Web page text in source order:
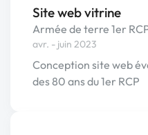
Site web vitrine
Armée de terre 1er
avr. - juin 2023
Conception site web
des 80 ans du 1er RCP